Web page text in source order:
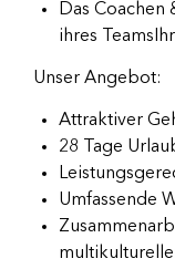
Das Coachen
ihres
Unser Angebot:
Attraktiver
28 Tage
Umfassende